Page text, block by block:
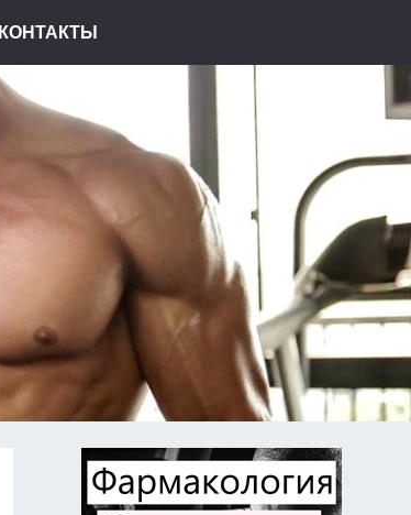
КОНТАКТЫ